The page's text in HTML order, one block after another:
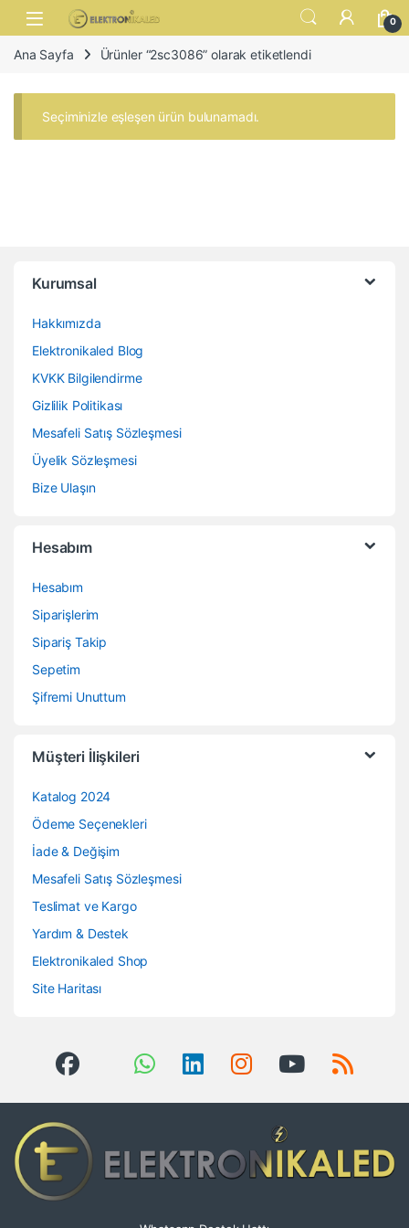
Skip to navigation
Skip to content
Open 0
Ana Sayfa Ürünler “2sc3086” olarak etiketlendi
Seçiminizle eşleşen ürün bulunamadı.
Kurumsal
Hakkımızda
Elektronikaled Blog
KVKK Bilgilendirme
Gizlilik Politikası
Mesafeli Satış Sözleşmesi
Üyelik Sözleşmesi
Bize Ulaşın
Hesabım
Hesabım
Siparişlerim
Sipariş Takip
Sepetim
Şifremi Unuttum
Müşteri İlişkileri
Katalog 2024
Ödeme Seçenekleri
İade & Değişim
Mesafeli Satış Sözleşmesi
Teslimat ve Kargo
Yardım & Destek
Elektronikaled Shop
Site Haritası